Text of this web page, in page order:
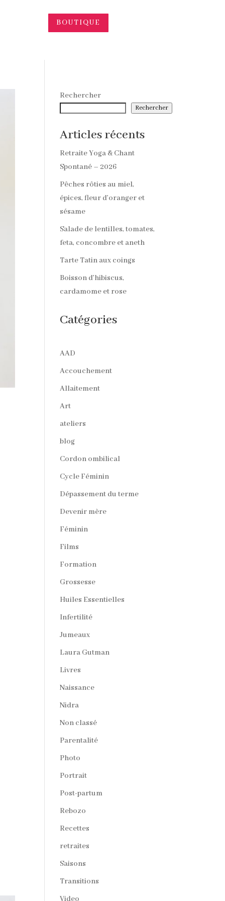
BOUTIQUE
Rechercher
Rechercher
Articles récents
Retraite Yoga & Chant
Spontané – 2026
Pêches rôties au miel,
épices, fleur d’oranger et
sésame
Salade de lentilles, tomates,
feta, concombre et aneth
Tarte Tatin aux coings
Boisson d’hibiscus,
cardamome et rose
Catégories
AAD
Accouchement
Allaitement
Art
ateliers
blog
Cordon ombilical
Cycle Féminin
Dépassement du terme
Devenir mère
Féminin
Films
Formation
Grossesse
Huiles Essentielles
Infertilité
Jumeaux
Laura Gutman
Livres
Naissance
Nidra
Non classé
Parentalité
Photo
Portrait
Post-partum
Rebozo
Recettes
retraites
Saisons
Transitions
Video